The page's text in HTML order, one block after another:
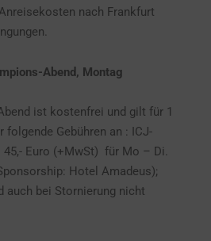
nach Frankfurt
Abend, Montag
ist kostenfrei und gilt für 1
folgende Gebühren an : ICJ-
Euro (+MwSt) für Mo – Di.
Hotel Amadeus);
auch bei Stornierung nicht